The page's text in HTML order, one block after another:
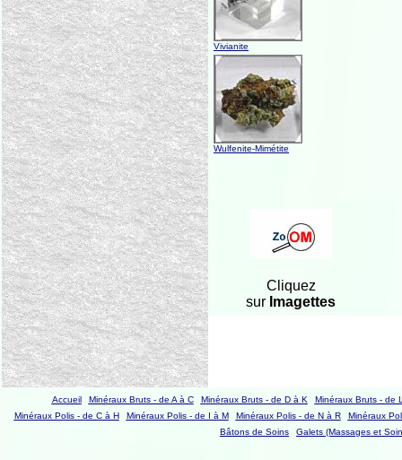
Vivianite
Wulfenite-Mimétite
Cliquez
sur Imagettes
Accueil Minéraux Bruts - de A à C Minéraux Bruts - de D à K
Minéraux Bruts - de
Minéraux Polis - de C à H
Minéraux Polis - de I à M Minéraux Polis - de N à R
Minéraux
Bâtons de Soins
Galets (Massages et